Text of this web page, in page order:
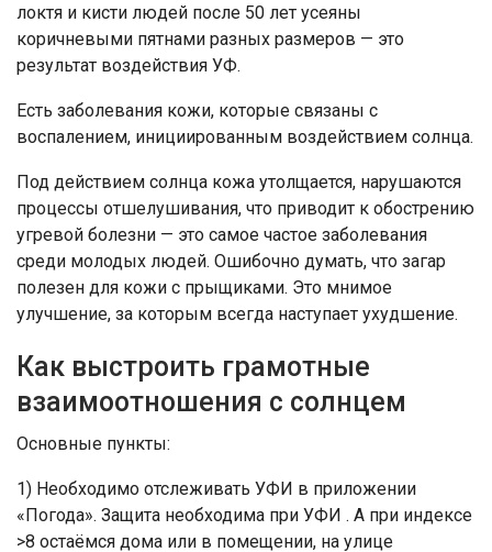
локтя и кисти людей после 50 лет усеяны
коричневыми пятнами разных размеров — это
результат воздействия УФ.
Есть заболевания кожи, которые связаны с
воспалением, инициированным воздействием солнца.
Под действием солнца кожа утолщается, нарушаются
процессы отшелушивания, что приводит к обострению
угревой болезни — это самое частое заболевания
среди молодых людей. Ошибочно думать, что загар
полезен для кожи с прыщиками. Это мнимое
улучшение, за которым всегда наступает ухудшение.
Как выстроить грамотные
взаимоотношения с солнцем
Основные пункты:
1) Необходимо отслеживать УФИ в приложении
«Погода». Защита необходима при УФИ . А при индексе
>8 остаёмся дома или в помещении, на улице